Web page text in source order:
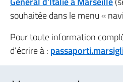
souhaitée dans le menu «
Pour toute information
d’écrire à :